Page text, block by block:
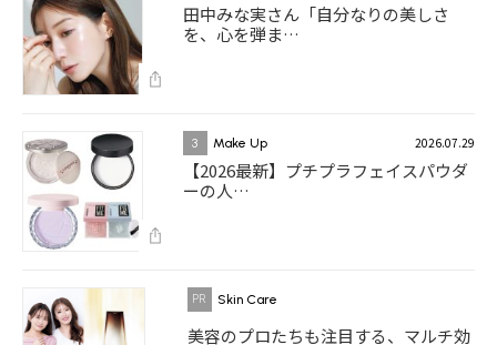
田中みな実さん「自分なりの美しさ
を、心を弾ま…
3 Make Up 2026.07.29
【2026最新】プチプラフェイスパウダ
ーの人…
Skin Care
美容のプロたちも注目する、マルチ効